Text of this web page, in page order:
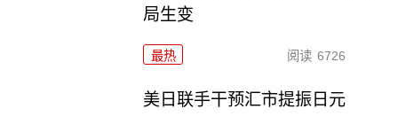
局生变
最热 阅读 6726
美日联手干预汇市提振日元